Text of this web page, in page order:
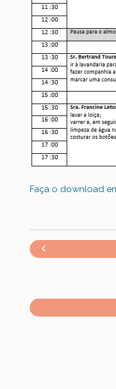
Faça o download